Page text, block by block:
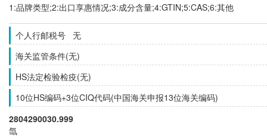
1:品牌类型;2:出口享惠情况;3:成分含量;4:GTIN;5:CAS;6:其他
个人行邮税号 无
海关监管条件(无)
HS法定检验检疫(无)
10位HS编码+3位CIQ代码(中国海关申报13位海关编码)
2804290030.999
氙